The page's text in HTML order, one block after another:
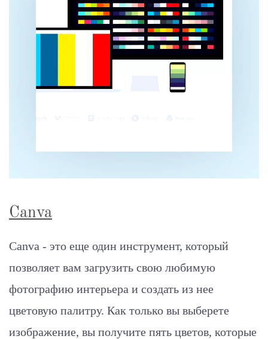
Canva
Canva - это еще один инструмент, который
позволяет вам загрузить свою любимую
фотографию интерьера и создать из нее
цветовую палитру. Как только вы выберете
изображение, вы получите пять цветов, которые